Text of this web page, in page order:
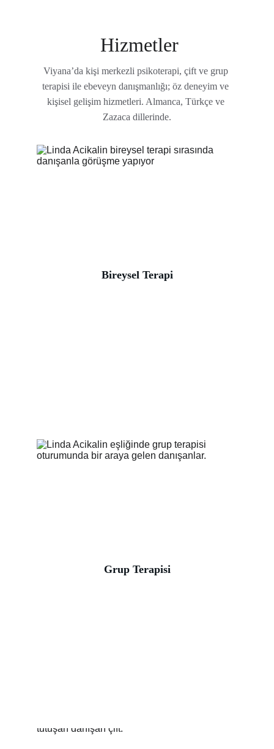
Hizmetler
Viyana’da kişi merkezli psikoterapi, çift ve grup
terapisi ile ebeveyn danışmanlığı; öz deneyim ve
kişisel gelişim hizmetleri. Almanca, Türkçe ve
Zazaca dillerinde.
Grup Terapisi
Bireysel Terapi